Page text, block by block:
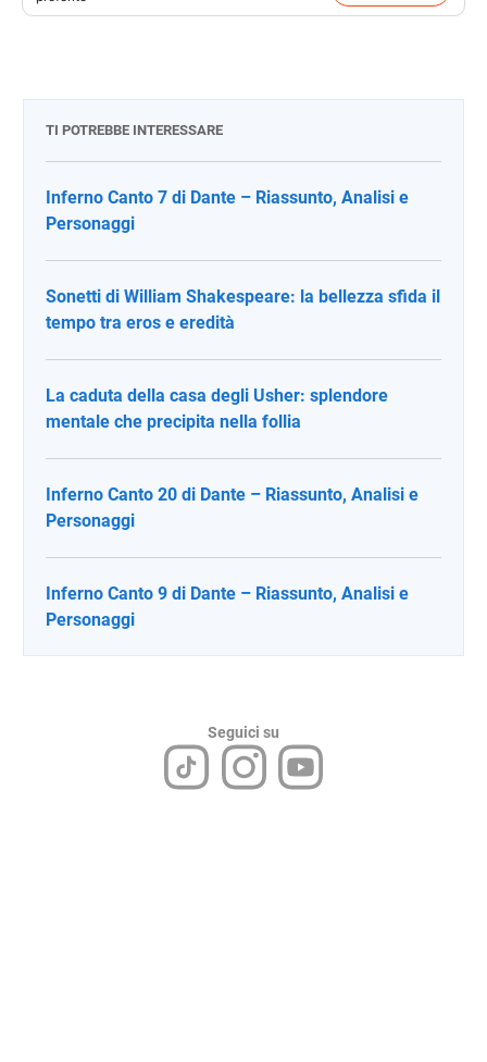
TI POTREBBE INTERESSARE
Inferno Canto 7 di Dante – Riassunto, Analisi e
Personaggi
Sonetti di William Shakespeare: la bellezza sfida il
tempo tra eros e eredità
La caduta della casa degli Usher: splendore
mentale che precipita nella follia
Inferno Canto 20 di Dante – Riassunto, Analisi e
Personaggi
Inferno Canto 9 di Dante – Riassunto, Analisi e
Personaggi
Seguici su